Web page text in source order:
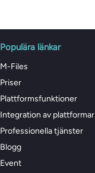
Populära länkar
M-Files
Priser
Plattformsfunktioner
Integration av plattformar
Professionella tjänster
Blogg
Event